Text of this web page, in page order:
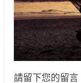
請留下您的留言